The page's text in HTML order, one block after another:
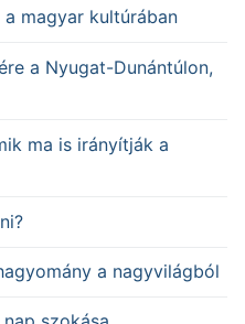
magyar kultúrában
a Nyugat-Dunántúlon,
ma is irányítják a
a nagyvilágból